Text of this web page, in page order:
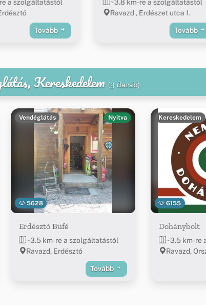
a szolgáltatástól
Tovább
~3.8 km-re a szolgáltatástól
Ravazd , Erdészet utca 1.
Tovább
Kereskedelem (9 darab)
5628
Vendéglátás Nyitva
Erdésztó Büfé
~3.5 km-re a szolgáltatástól
Ravazd, Erdésztó
Tovább
6155
Kereskedelem
Dohánybolt
~3.5 km-re
Ravazd,